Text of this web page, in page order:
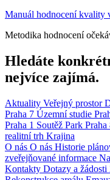
Manuál hodnocení kvality
Metodika hodnocení
Hledáte
nejvíce zajímá.
Aktuality Veřejný prostor
Praha 7 Územní studie
Praha 1 Soutěž Park Praha
realitní trh Krajina
O nás O nás Historie
zveřejňované informace
Kontakty Dotazy a žádosti